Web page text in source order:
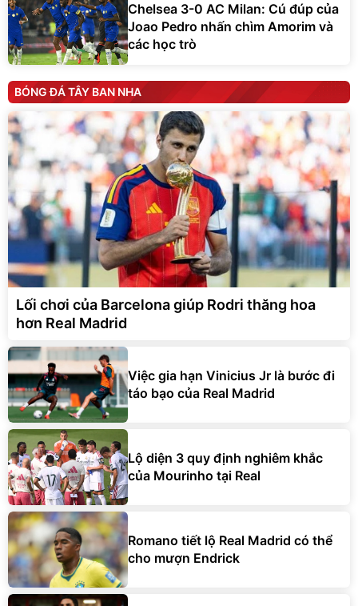
Chelsea 3-0 AC Milan: Cú đúp của
Joao Pedro nhấn chìm Amorim và
các học trò
BÓNG ĐÁ TÂY BAN NHA
Lối chơi của Barcelona giúp Rodri thăng hoa
hơn Real Madrid
Việc gia hạn Vinicius Jr là bước đi
táo bạo của Real Madrid
Lộ diện 3 quy định nghiêm khắc
của Mourinho tại Real
Romano tiết lộ Real Madrid có thể
cho mượn Endrick